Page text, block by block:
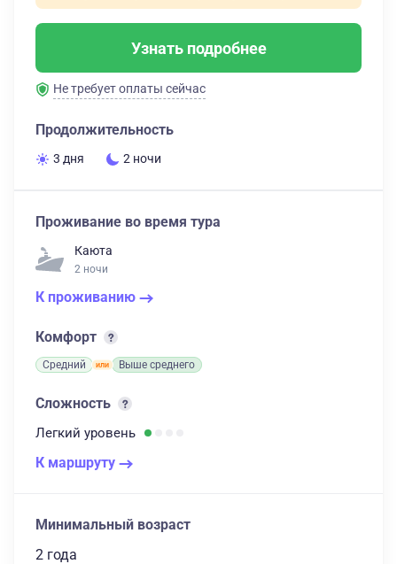
Узнать подробнее
Не требует оплаты сейчас
Продолжительность
3 дня 2 ночи
Проживание во время тура
Каюта
2 ночи
К проживанию
Комфорт
Средний Выше среднего
Сложность
Легкий уровень
К маршруту
Минимальный возраст
2 года